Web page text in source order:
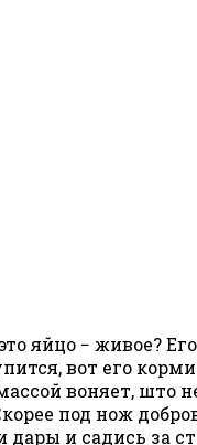
яйцо − живое?
вот его
воняет, што
под нож
дары и садись за